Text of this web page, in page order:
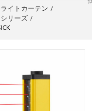
イトカーテン /
リーズ /